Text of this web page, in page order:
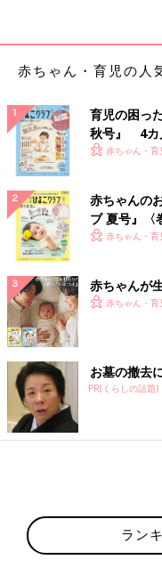
赤ちゃん・育児の人
育児の困っ
秋号』 4カ
いっぱい！
赤ちゃん・育
赤ちゃんの
ブ 夏号』〈
く！ おっぱ
赤ちゃん・育
赤ちゃんが
赤ちゃん・育
お墓の撤去
PR(くらしの話題)
ラン